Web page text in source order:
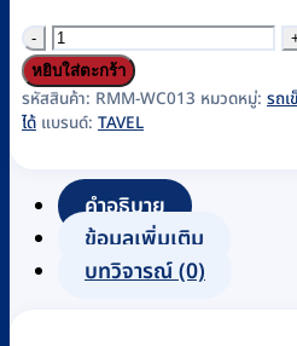
จำนวน
รถ
เข็น
ผู้
อลู
มิ
เนียม
หยิบใส่ตะกร้า
รหัสสินค้า: RMM-WC013 หมวดหมู่: รถ
ได้ แบรนด์: TAVEL
คำอธิบาย
ข้อมูลเพิ่มเติม
บทวิจารณ์ (0)